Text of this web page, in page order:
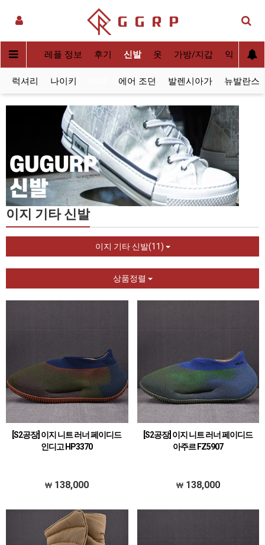
사[QC] 레플 정보 후기 신발 옷 가방/지갑 악세사리
럭셔리 나이키 에어 조던 발렌시아가 뉴발란스
이지 기타 신발
이지 기타 신발(11)
상품정렬
[S2공장] 이지 니트 러너 페이디드
인디고 HP3370
138,000
[S2공장] 이지 니트 러너 페이디드
아주르 FZ5907
138,000